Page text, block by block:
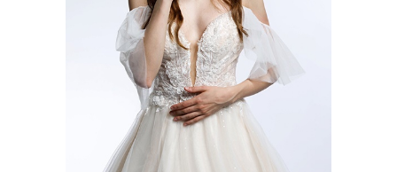
AMETHYST